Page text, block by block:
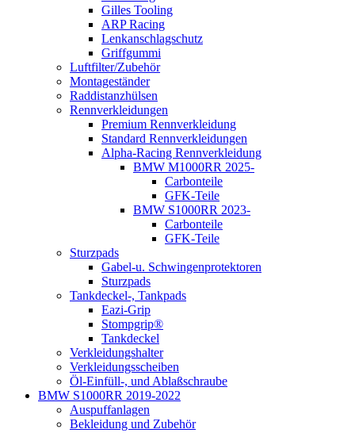
Gilles Tooling
ARP Racing
Lenkanschlagschutz
Griffgummi
Luftfilter/Zubehör
Montageständer
Raddistanzhülsen
Rennverkleidungen
Premium Rennverkleidung
Standard Rennverkleidungen
Alpha-Racing Rennverkleidung
BMW M1000RR 2025-
Carbonteile
GFK-Teile
BMW S1000RR 2023-
Carbonteile
GFK-Teile
Sturzpads
Gabel-u. Schwingenprotektoren
Sturzpads
Tankdeckel-, Tankpads
Eazi-Grip
Stompgrip®
Tankdeckel
Verkleidungshalter
Verkleidungsscheiben
Öl-Einfüll-, und Ablaßschraube
BMW S1000RR 2019-2022
Auspuffanlagen
Bekleidung und Zubehör